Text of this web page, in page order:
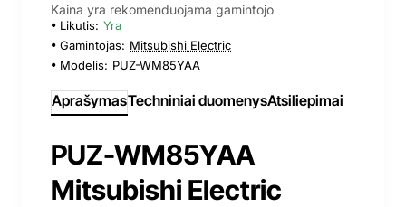
Kaina yra rekomenduojama gamintojo
Likutis: Yra
Gamintojas: Mitsubishi Electric
Modelis: PUZ-WM85YAA
AprašymasTechniniai duomenysAtsiliepimai
PUZ-WM85YAA
Mitsubishi Electric